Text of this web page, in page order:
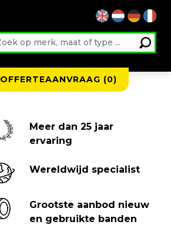
OFFERTEAANVRAAG (0)
Meer dan 25 jaar
ervaring
Wereldwijd specialist
Grootste aanbod nieuw
en gebruikte banden